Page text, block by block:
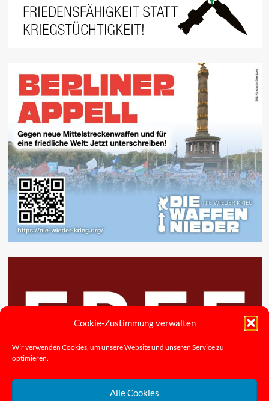
Cookie-Zustimmung verwalten
Wir verwenden Cookies, um unsere Website und unseren Service zu
optimieren.
Alle Cookies